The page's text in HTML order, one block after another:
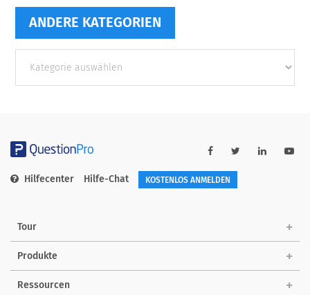
ANDERE KATEGORIEN
Kategorien
Hilfecenter Hilfe-Chat KOSTENLOS ANMELDEN
Tour
Produkte
Ressourcen